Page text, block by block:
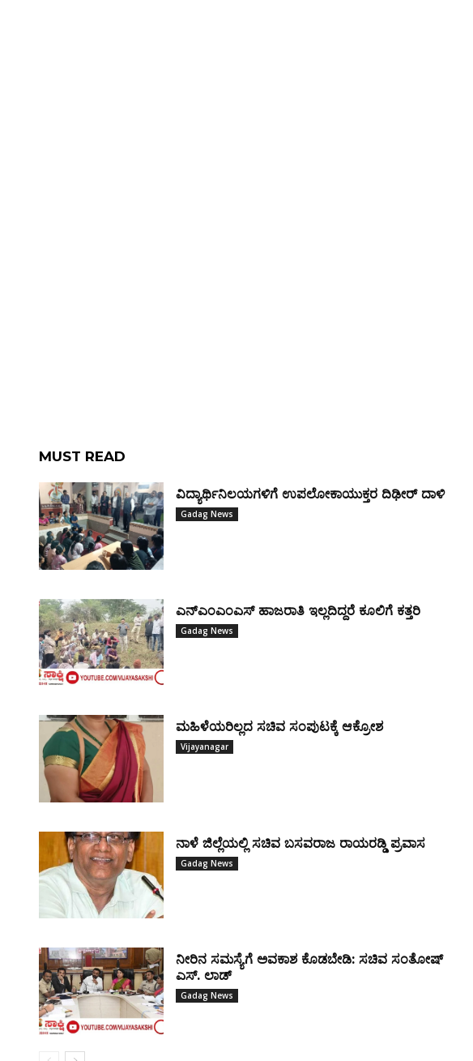
MUST READ
ವಿದ್ಯಾರ್ಥಿನಿಲಯಗಳಿಗೆ ಉಪಲೋಕಾಯುಕ್ತರ ದಿಢೀರ್ ದಾಳಿ
Gadag News
ಎನ್‌ಎಂಎಂಎಸ್‌ ಹಾಜರಾತಿ ಇಲ್ಲದಿದ್ದರೆ ಕೂಲಿಗೆ ಕತ್ತರಿ
Gadag News
ಮಹಿಳೆಯರಿಲ್ಲದ ಸಚಿವ ಸಂಪುಟಕ್ಕೆ ಆಕ್ರೋಶ
Vijayanagar
ನಾಳೆ ಜಿಲ್ಲೆಯಲ್ಲಿ ಸಚಿವ ಬಸವರಾಜ ರಾಯರಡ್ಡಿ ಪ್ರವಾಸ
Gadag News
ನೀರಿನ ಸಮಸ್ಯೆಗೆ ಅವಕಾಶ ಕೊಡಬೇಡಿ: ಸಚಿವ ಸಂತೋಷ್
ಎಸ್. ಲಾಡ್
Gadag News